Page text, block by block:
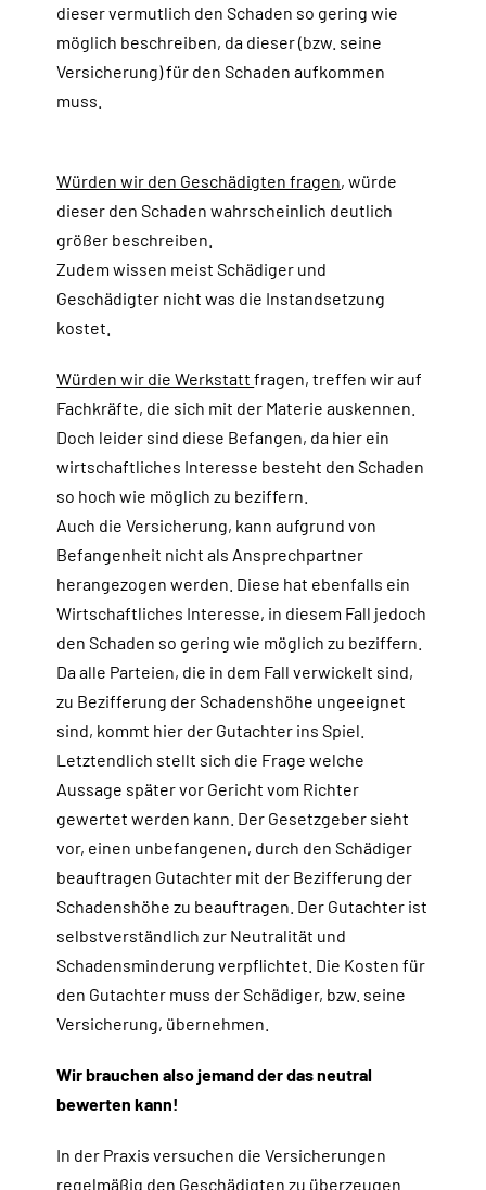
dieser vermutlich den Schaden so gering wie
möglich beschreiben, da dieser (bzw. seine
Versicherung) für den Schaden aufkommen
muss.
Würden wir den Geschädigten fragen, würde
dieser den Schaden wahrscheinlich deutlich
größer beschreiben.
Zudem wissen meist Schädiger und
Geschädigter nicht was die Instandsetzung
kostet.
Würden wir die Werkstattfragen, treffen wir auf
Fachkräfte, die sich mit der Materie auskennen.
Doch leider sind diese Befangen, da hier ein
wirtschaftliches Interesse besteht den Schaden
so hoch wie möglich zu beziffern.
Auch die Versicherung, kann aufgrund von
Befangenheit nicht als Ansprechpartner
herangezogen werden. Diese hat ebenfalls ein
Wirtschaftliches Interesse, in diesem Fall jedoch
den Schaden so gering wie möglich zu beziffern.
Da alle Parteien, die in dem Fall verwickelt sind,
zu Bezifferung der Schadenshöhe ungeeignet
sind, kommt hier der Gutachter ins Spiel.
Letztendlich stellt sich die Frage welche
Aussage später vor Gericht vom Richter
gewertet werden kann. Der Gesetzgeber sieht
vor, einen unbefangenen, durch den Schädiger
beauftragen Gutachter mit der Bezifferung der
Schadenshöhe zu beauftragen. Der Gutachter ist
selbstverständlich zur Neutralität und
Schadensminderung verpflichtet. Die Kosten für
den Gutachter muss der Schädiger, bzw. seine
Versicherung, übernehmen.
Wir brauchen also jemand der das neutral
bewerten kann!
In der Praxis versuchen die Versicherungen
regelmäßig den Geschädigten zu überzeugen